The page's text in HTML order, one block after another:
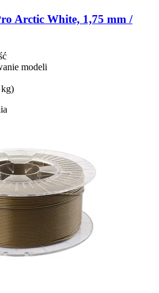
Arctic White, 1,75 mm /
modeli
kg)